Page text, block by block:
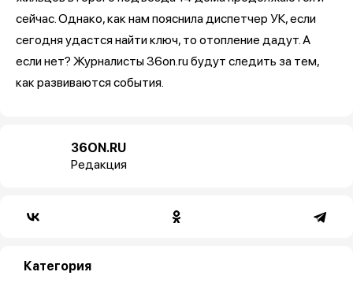
сейчас. Однако, как нам пояснила диспетчер УК, если
сегодня удастся найти ключ, то отопление дадут. А
если нет? Журналисты 36on.ru будут следить за тем,
как развиваются события.
36ON.RU
Редакция
Категория